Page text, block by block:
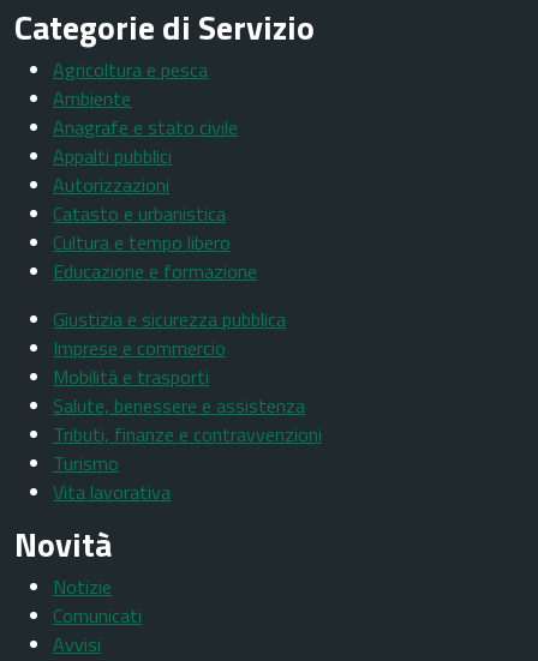
Categorie di Servizio
Agricoltura e pesca
Ambiente
Anagrafe e stato civile
Appalti pubblici
Autorizzazioni
Catasto e urbanistica
Cultura e tempo libero
Educazione e formazione
Giustizia e sicurezza pubblica
Imprese e commercio
Mobilità e trasporti
Salute, benessere e assistenza
Tributi, finanze e contravvenzioni
Turismo
Vita lavorativa
Novità
Notizie
Comunicati
Avvisi